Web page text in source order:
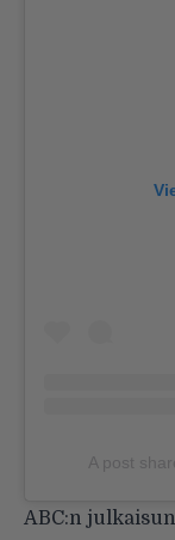
A post
ABC:n